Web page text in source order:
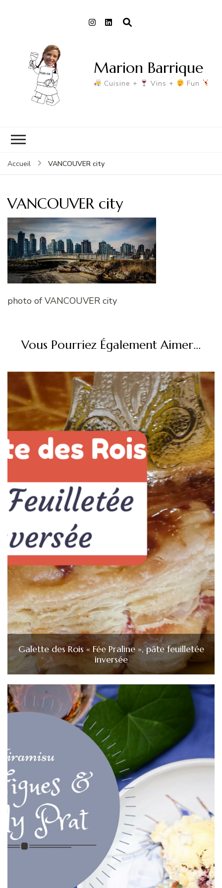
Marion Barrique
Cuisine + Vins + Fun
Accueil VANCOUVER city
VANCOUVER city
photo of VANCOUVER city
Vous Pourriez Également Aimer...
Galette des Rois « Fée Praline », pâte feuilletée
inversée